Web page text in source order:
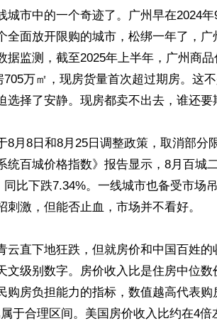
市中的一个奇迹了。广州早在2024年
全面放开限购的城市，松绑一年了，广
据监测，截至2025年上半年，广州商
万㎡，现房货量首次超过期房。这
择了安静。现房都卖不出去，谁还要
月8日和8月25日调整政策，取消部分
统百城价格指数》报告显示，8月百城
比下跌7.34%。一线城市也备受市场
激，但能否止血，市场并不看好。
云直下地狂跌，但就房价和中国百姓的
文级别数字。房价收入比是住房中位数
购房负担能力的指标，数值越高代表购
于合理区间。美国房价收入比约在4倍